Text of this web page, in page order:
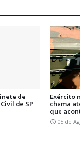
de
de SP
Exército
chama
que
05 de